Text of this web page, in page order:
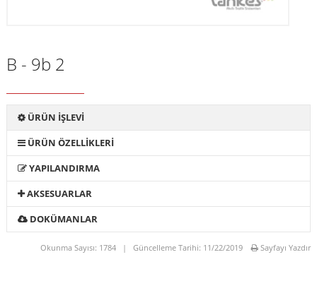
B - 9b 2
ÜRÜN İŞLEVİ
ÜRÜN ÖZELLİKLERİ
YAPILANDIRMA
AKSESUARLAR
DOKÜMANLAR
Okunma Sayısı: 1784 | Güncelleme Tarihi: 11/22/2019 Sayfayı Yazdır